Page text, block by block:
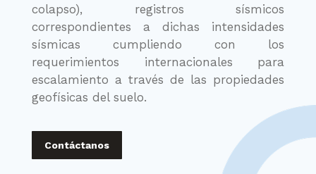
colapso), registros sísmicos
correspondientes a dichas intensidades
sísmicas cumpliendo con los
requerimientos internacionales para
escalamiento a través de las propiedades
geofísicas del suelo.
Contáctanos